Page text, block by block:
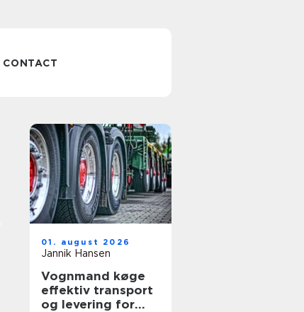
CONTACT
01. august 2026
Jannik Hansen
Vognmand køge
effektiv transport
og levering for